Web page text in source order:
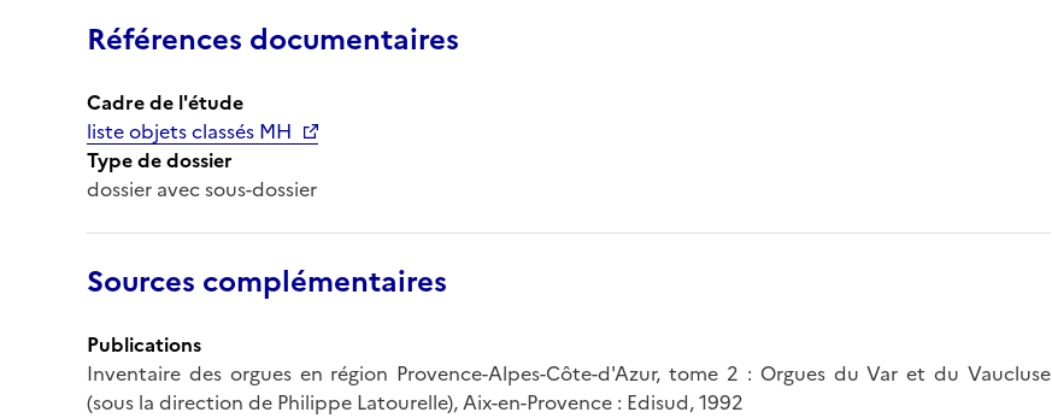
Références documentaires
Cadre de l'étude
liste objets classés MH
Type de dossier
dossier avec sous-dossier
Sources complémentaires
Publications
Inventaire des orgues en région Provence-Alpes-Côte-d'Azur, tome 2 : Orgues du Var et du Vaucluse
(sous la direction de Philippe Latourelle), Aix-en-Provence : Edisud, 1992